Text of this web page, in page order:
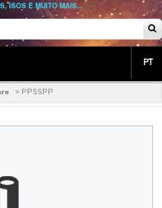
ISOS E MUITO MAIS...
PT
> PPSSPP